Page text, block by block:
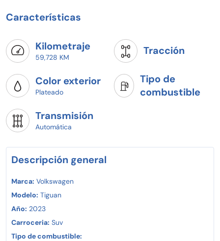
Características
Kilometraje
59,728 KM
Tracción
Color exterior
Plateado
Tipo de
combustible
Transmisión
Automática
Descripción general
Marca: Volkswagen
Modelo: Tiguan
Año: 2023
Carroceria: Suv
Tipo de combustible: